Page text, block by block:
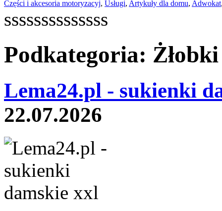
Części i akcesoria motoryzacyj, Usługi, Artykuły dla domu, Adwokat
ssssssssssssss
Podkategoria: Żłobki
Lema24.pl - sukienki
22.07.2026